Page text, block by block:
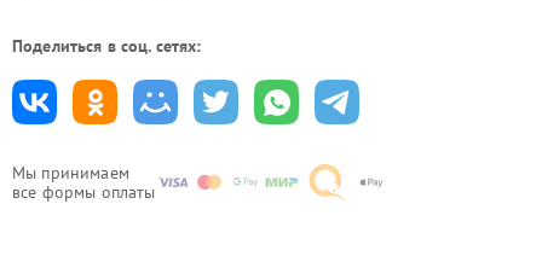
Мы принимаем
все формы оплаты
Поделиться в соц. сетях: